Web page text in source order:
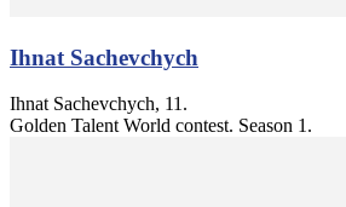
Ihnat Sachevchych
Ihnat Sachevchych, 11.
Golden Talent World contest. Season 1.